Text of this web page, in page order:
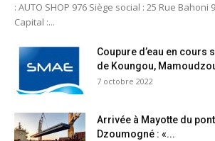
: AUTO SHOP 976 Siège social : 25 Rue Bahoni
Capital :...
Coupure d’eau en cours
de Koungou,
7 octobre 2022
Arrivée à Mayotte du
Dzoumogné : «...